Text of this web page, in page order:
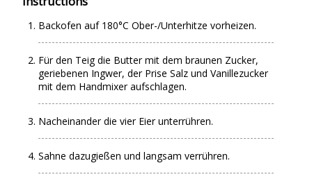
Backofen auf 180°C Ober-/Unterhitze vorheizen.
Für den Teig die Butter mit dem braunen Zucker,
geriebenen Ingwer, der Prise Salz und Vanillezucker
mit dem Handmixer aufschlagen.
Nacheinander die vier Eier unterrühren.
Sahne dazugießen und langsam verrühren.